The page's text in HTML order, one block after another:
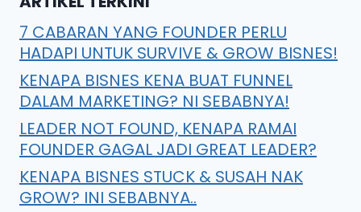
7 CABARAN YANG FOUNDER PERLU
HADAPI UNTUK SURVIVE & GROW BISNES!
KENAPA BISNES KENA BUAT FUNNEL
DALAM MARKETING? NI SEBABNYA!
LEADER NOT FOUND, KENAPA RAMAI
FOUNDER GAGAL JADI GREAT LEADER?
KENAPA BISNES STUCK & SUSAH NAK
GROW? INI SEBABNYA..